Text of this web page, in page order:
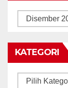
ARKIB
KATEGORI
Kategori